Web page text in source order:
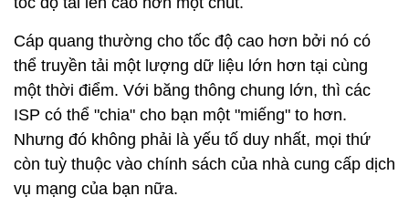
Cáp quang thường cho tốc độ cao hơn bởi nó có
thể truyền tải một lượng dữ liệu lớn hơn tại cùng
một thời điểm. Với băng thông chung lớn, thì các
ISP có thể "chia" cho bạn một "miếng" to hơn.
Nhưng đó không phải là yếu tố duy nhất, mọi thứ
còn tuỳ thuộc vào chính sách của nhà cung cấp dịch
vụ mạng của bạn nữa.